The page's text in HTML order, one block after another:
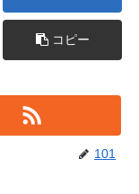
コピー
101